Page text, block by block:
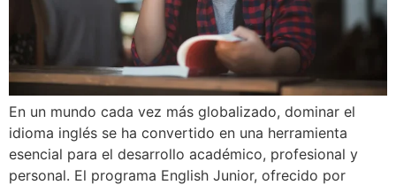
En un mundo cada vez más globalizado, dominar el
idioma inglés se ha convertido en una herramienta
esencial para el desarrollo académico, profesional y
personal. El programa English Junior, ofrecido por